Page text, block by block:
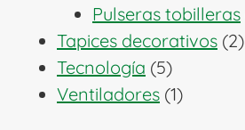
Pulseras tobilleras
Tapices decorativos 22
Tecnología 55
productos
Ventiladores 11